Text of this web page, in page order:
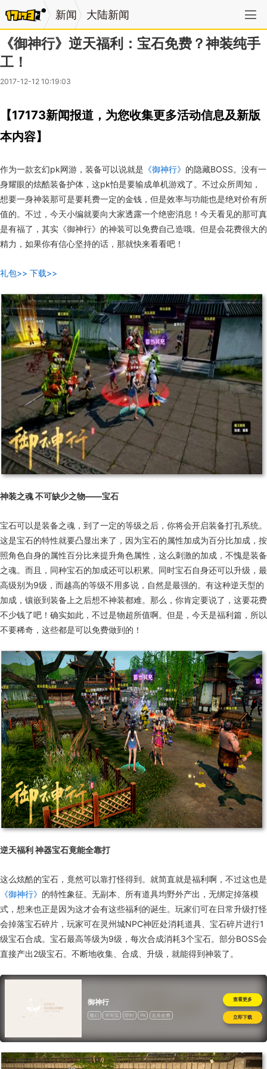
新闻 大陆新闻
《御神行》逆天福利：宝石免费？神装纯手
工！
2017-12-12 10:19:03
【17173新闻报道，为您收集更多活动信息及新版
本内容】
作为一款玄幻pk网游，装备可以说就是 《御神行》 的隐藏BOSS。没有一
身耀眼的炫酷装备护体，这pk怕是要输成单机游戏了。不过众所周知，
想要一身神装那可是要耗费一定的金钱，但是效率与功能也是绝对价有所
值的。不过，今天小编就要向大家透露一个绝密消息！今天看见的那可真
是有福了，其实《御神行》的神装可以免费自己造哦。但是会花费很大的
精力，如果你有信心坚持的话，那就快来看看吧！
礼包>> 下载>>
神装之魂 不可缺少之物——宝石
宝石可以是装备之魂，到了一定的等级之后，你将会开启装备打孔系统。
这是宝石的特性就要凸显出来了，因为宝石的属性加成为百分比加成，按
照角色自身的属性百分比来提升角色属性，这么刺激的加成，不愧是装备
之魂。而且，同种宝石的加成还可以积累。同时宝石自身还可以升级，最
高级别为9级，而越高的等级不用多说，自然是最强的。有这种逆天型的
加成，镶嵌到装备上之后想不神装都难。那么，你肯定要说了，这要花费
不少钱了吧！确实如此，不过是物超所值啊。但是，今天是福利篇，所以
不要稀奇，这些都是可以免费做到的！
逆天福利 神器宝石竟能全靠打
这么炫酷的宝石，竟然可以靠打怪得到。就简直就是福利啊，不过这也是
《御神行》 的特性象征。无副本、所有道具均野外产出，无绑定掉落模
式，想来也正是因为这才会有这些福利的诞生。玩家们可在日常升级打怪
会掉落宝石碎片，玩家可在灵州城NPC神匠处消耗道具、宝石碎片进行1
级宝石合成。宝石最高等级为9级，每次合成消耗3个宝石。部分BOSS会
直接产出2级宝石。不断地收集、合成、升级，就能得到神装了。
御神行
魔幻 半写实 即时 PK 道具收费
查看更多
立即下载